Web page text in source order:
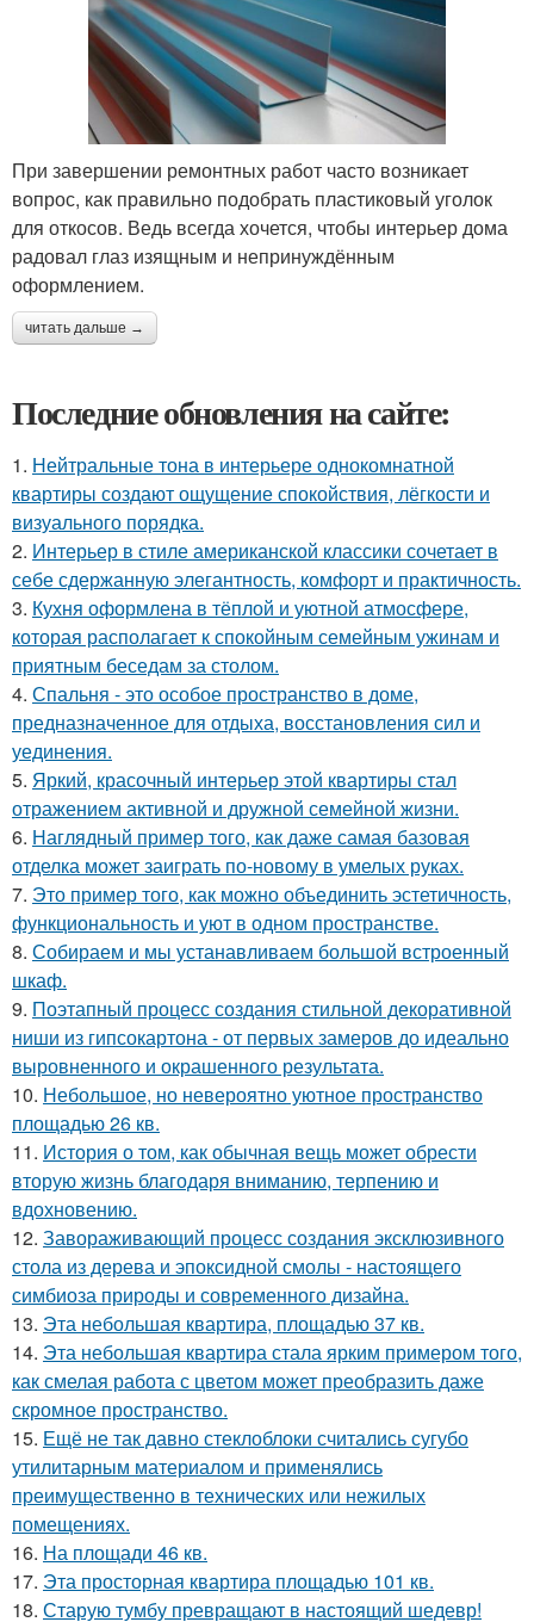
При завершении ремонтных работ часто возникает
вопрос, как правильно подобрать пластиковый уголок
для откосов. Ведь всегда хочется, чтобы интерьер дома
радовал глаз изящным и непринуждённым
оформлением.
читать дальше →
Последние обновления на сайте:
1. Нейтральные тона в интерьере однокомнатной
квартиры создают ощущение спокойствия, лёгкости и
визуального порядка.
2. Интерьер в стиле американской классики сочетает в
себе сдержанную элегантность, комфорт и практичность.
3. Кухня оформлена в тёплой и уютной атмосфере,
которая располагает к спокойным семейным ужинам и
приятным беседам за столом.
4. Спальня - это особое пространство в доме,
предназначенное для отдыха, восстановления сил и
уединения.
5. Яркий, красочный интерьер этой квартиры стал
отражением активной и дружной семейной жизни.
6. Наглядный пример того, как даже самая базовая
отделка может заиграть по-новому в умелых руках.
7. Это пример того, как можно объединить эстетичность,
функциональность и уют в одном пространстве.
8. Собираем и мы устанавливаем большой встроенный
шкаф.
9. Поэтапный процесс создания стильной декоративной
ниши из гипсокартона - от первых замеров до идеально
выровненного и окрашенного результата.
10. Небольшое, но невероятно уютное пространство
площадью 26 кв.
11. История о том, как обычная вещь может обрести
вторую жизнь благодаря вниманию, терпению и
вдохновению.
12. Завораживающий процесс создания эксклюзивного
стола из дерева и эпоксидной смолы - настоящего
симбиоза природы и современного дизайна.
13. Эта небольшая квартира, площадью 37 кв.
14. Эта небольшая квартира стала ярким примером того,
как смелая работа с цветом может преобразить даже
скромное пространство.
15. Ещё не так давно стеклоблоки считались сугубо
утилитарным материалом и применялись
преимущественно в технических или нежилых
помещениях.
16. На площади 46 кв.
17. Эта просторная квартира площадью 101 кв.
18. Старую тумбу превращают в настоящий шедевр!